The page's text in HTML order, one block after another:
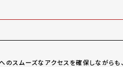
スムーズなアクセスを確保しながらも、